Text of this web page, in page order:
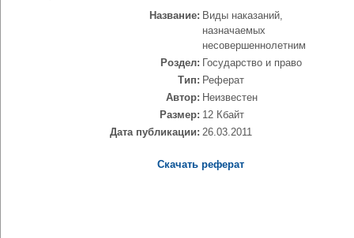
Название: Виды наказаний,
назначаемых
несовершеннолетним
Роздел: Государство и право
Тип: Реферат
Автор: Неизвестен
Размер: 12 Кбайт
Дата публикации: 26.03.2011
Скачать реферат